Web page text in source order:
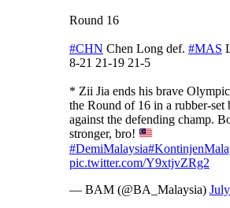
Round 16
#CHN Chen Long def. #MAS
8-21 21-19 21-5
* Zii Jia ends his brave
the Round of 16 in a rubber-set
against the defending champ.
stronger, bro!
#DemiMalaysia
pic.twitter.com/Y9xtjvZRg2
— BAM (@BA_Malaysia)